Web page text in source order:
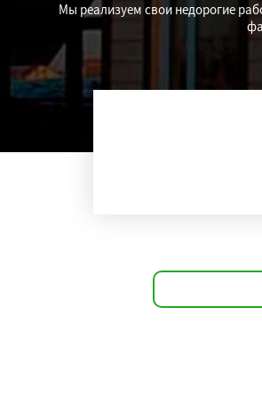
Мы реализуем свои недорогие